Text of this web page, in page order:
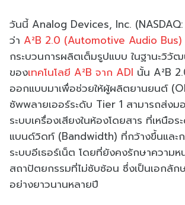
วันนี้ Analog Devices, Inc.
ว่า A²B 2.0 (Automotive Audio Bus)
กระบวนการผลิตเต็มรูปแบบ ในฐานะวิวั
ของเทคโนโลยี A²B จาก ADI นั้น A²B
ออกแบบมาเพื่อช่วยให้ผู้ผลิตยานยนต์
ซัพพลายเออร์ระดับ Tier 1 สามารถส่ง
ระบบเครื่องเสียงในห้องโดยสาร ที่เหนือ
แบนด์วิดท์ (Bandwidth) ที่กว้างขึ้นและก
ระบบอีเธอร์เน็ต โดยที่ยังคงรักษาความห
สถาปัตยกรรมที่ไม่ซับซ้อน ซึ่งเป็นเอกลั
อย่างยาวนานหลายปี